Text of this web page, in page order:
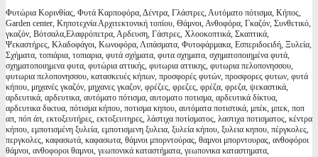
Φυτώρια Κορινθίας, Φυτά Καρποφόρα, Δέντρα, Γλάστρες, Αυτόματο πότισμα, Κήπος,
Garden center, Κηποτεχνία Αρχιτεκτονική τοπίου, Θάμνοι, Ανθοφόρα, Γκαζόν, Συνθετικό,
γκαζόν, Βότσαλα,Ελαφρόπετρα, Αρδευση, Γάστρες, Χλοοκοπτικά, Σκαπτικά,
Ψεκαστήρες, Κλαδοφάγοι, Κωνοφόρα, Λιπάσματα, Φυτοφάρμακα, Εσπεριδοειδή, Ξυλεία,
Σχήματα, τοπιάρια, τοπιαρια, φυτά σχήματα, φυτα σχηματα, σχηματοποιημένα φυτά,
σχηματοποιημενα φυτα, φυτώρια αττικής, φυτωρια αττικης, φυτωρια πελοπονησσου,
φυτωρια πελοπονησσου, κατασκευές κήπων, προσφορές φυτών, προσφορες φυτων, φυτά
κήπου, μηχανές γκαζόν, μηχανες γκαζον, φρέζες, φρεζες, φρέζα, φρεζα, ψεκαστικά,
αρδευτικά, αρδευτικα, αυτόματο πότισμα, αυτοματο ποτισμα, αρδευτικά δίκτυα,
αρδευτικα δικτυα, πότισμα κήπου, ποτισμα κηπου, αυτόματα ποτιστικά, μπέκ, μπεκ, ποπ
απ, πόπ άπ, εκτοξευτήρες, εκτοξευτηρες, λάστιχα ποτίσματος, λαστιχα ποτισματος, κέντρα
κήπου, εμποτισμένη ξυλεία, εμποτισμενη ξυλεια, ξυλεία κήπου, ξυλεια κηπου, πέργκολες,
περγκολες, καφασωτά, καφασωτα, θάμνοι μπορντούρας, θαμνοι μπορντουρας, ανθοφόροι
θάμνοι, ανθοφοροι θαμνοι, γεωπονικά καταστήματα, γεωπονικα καταστηματα,